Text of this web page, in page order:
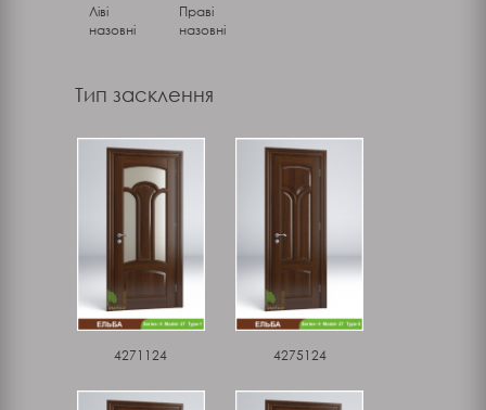
Ліві
назовні
Праві
назовні
Тип засклення
4271124 4275124